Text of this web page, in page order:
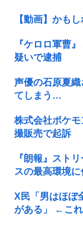
【動画】かも
『ケロロ軍曹
疑いで逮捕
声優の石原夏
てしまう…
株式会社ポケ
撮販売で起訴
『朗報』スト
スの最高環境
X民「男はほぼ
がある」 ←これ